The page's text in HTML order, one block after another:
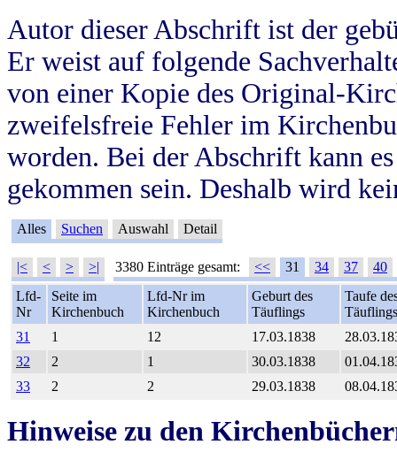
Autor dieser Abschrift ist der
Er weist auf folgende
von einer Kopie des Original-
zweifelsfreie Fehler im
worden. Bei der Abschrift kann
gekommen sein. Deshalb wird
Alles Suchen Auswahl Detail
|< < > >| 3380 Einträge gesamt: << 31 34 37
40
Lfd-
Nr
Seite im
Kirchenbuch
Lfd-Nr im
Kirchenbuch
Geburt des
Täuflings
Taufe
Täuflings
31
1 12 17.03.1838
32
2 1 30.03.1838
33
2 2 29.03.1838
Hinweise zu den